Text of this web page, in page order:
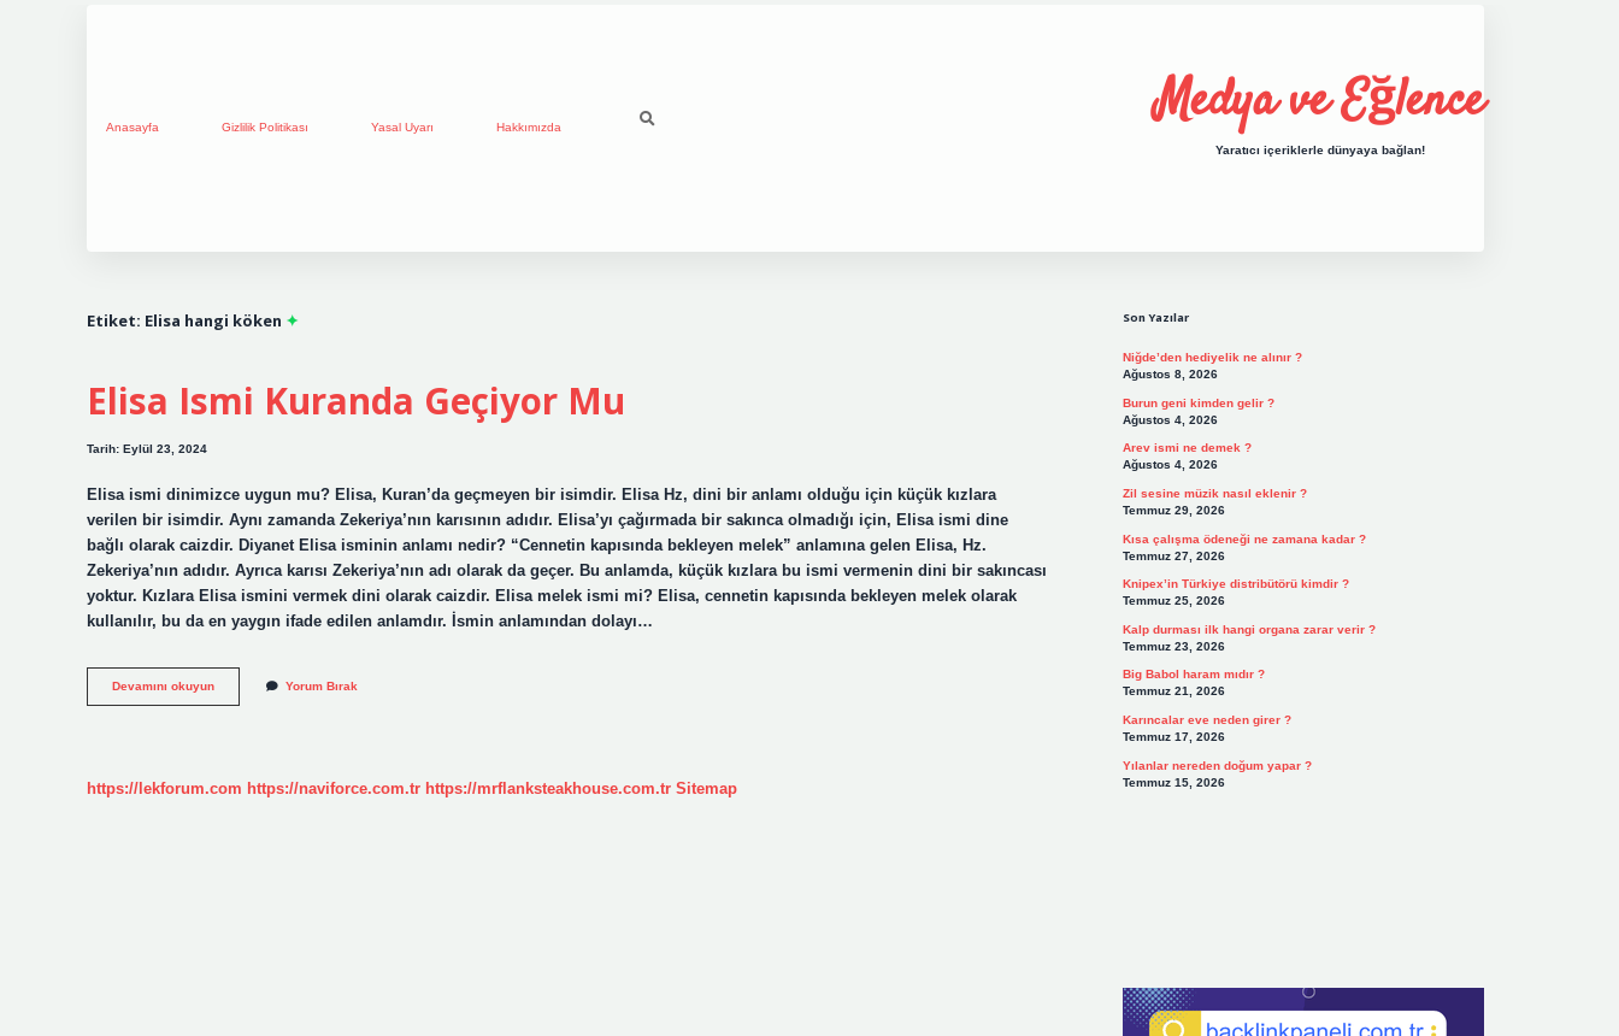
Anasayfa Gizlilik Politikası Yasal Uyarı Hakkımızda Medya ve Eğlence
Yaratıcı içeriklerle dünyaya bağlan!
Etiket: Elisa hangi köken
Elisa Ismi Kuranda Geçiyor Mu
Tarih: Eylül 23, 2024
Elisa ismi dinimizce uygun mu? Elisa, Kuran’da geçmeyen bir isimdir. Elisa Hz, dini bir anlamı olduğu için küçük kızlara
verilen bir isimdir. Aynı zamanda Zekeriya’nın karısının adıdır. Elisa’yı çağırmada bir sakınca olmadığı için, Elisa ismi dine
bağlı olarak caizdir. Diyanet Elisa isminin anlamı nedir? “Cennetin kapısında bekleyen melek” anlamına gelen Elisa, Hz.
Zekeriya’nın adıdır. Ayrıca karısı Zekeriya’nın adı olarak da geçer. Bu anlamda, küçük kızlara bu ismi vermenin dini bir sakıncası
yoktur. Kızlara Elisa ismini vermek dini olarak caizdir. Elisa melek ismi mi? Elisa, cennetin kapısında bekleyen melek olarak
kullanılır, bu da en yaygın ifade edilen anlamdır. İsmin anlamından dolayı…
Devamını okuyunElisa
Ismi
Yorum Bırak
https://lekforum.com https://naviforce.com.tr https://mrflanksteakhouse.com.tr Sitemap
Son Yazılar
Niğde’den hediyelik ne alınır ?
Ağustos 8, 2026
Burun geni kimden gelir ?
Ağustos 4, 2026
Arev ismi ne demek ?
Ağustos 4, 2026
Zil sesine müzik nasıl eklenir ?
Temmuz 29, 2026
Kısa çalışma ödeneği ne zamana kadar ?
Temmuz 27, 2026
Knipex’in Türkiye distribütörü kimdir ?
Temmuz 25, 2026
Kalp durması ilk hangi organa zarar verir ?
Temmuz 23, 2026
Big Babol haram mıdır ?
Temmuz 21, 2026
Karıncalar eve neden girer ?
Temmuz 17, 2026
Yılanlar nereden doğum yapar ?
Temmuz 15, 2026